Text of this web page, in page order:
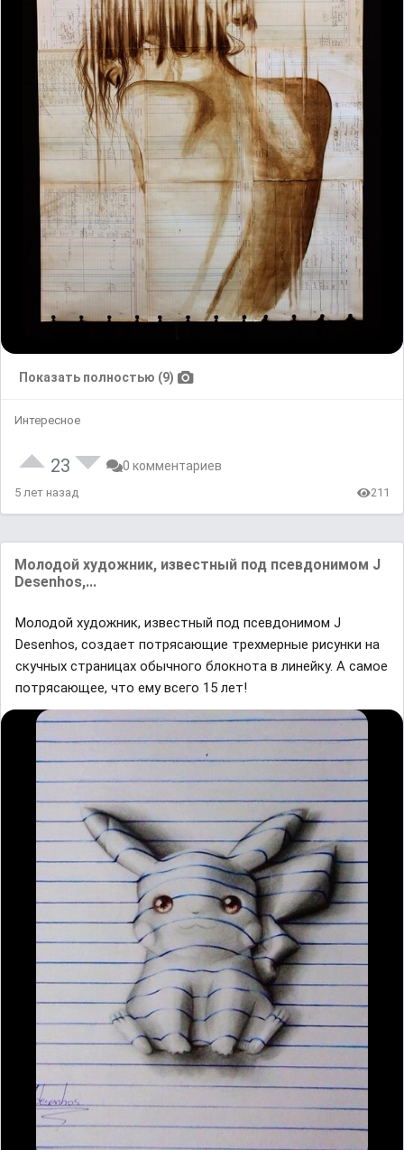
Показать полностью (9)
Интересное
23 0 комментариев
5 лет назад 211
Молодой художник, известный под псевдонимом J
Desenhos,...
Молодой художник, известный под псевдонимом J
Desenhos, создает потрясающие трехмерные рисунки на
скучных страницах обычного блокнота в линейку. А самое
потрясающее, что ему всего 15 лет!